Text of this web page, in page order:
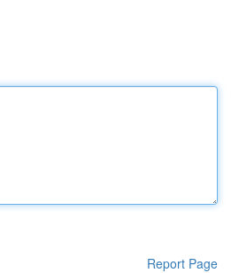
Report Page